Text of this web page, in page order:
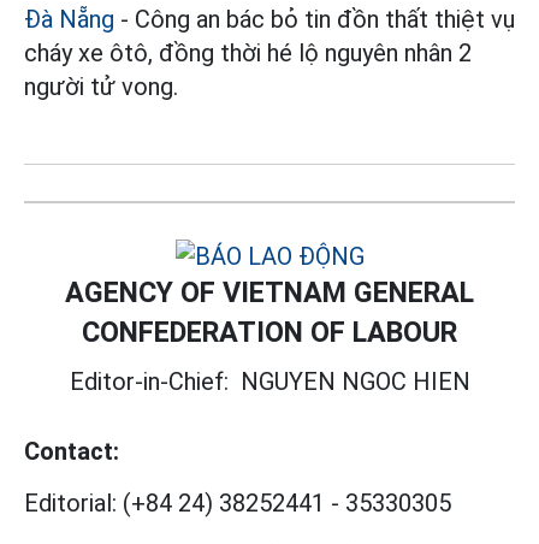
Đà Nẵng - Công an bác bỏ tin đồn thất thiệt vụ
cháy xe ôtô, đồng thời hé lộ nguyên nhân 2
người tử vong.
AGENCY OF VIETNAM GENERAL
CONFEDERATION OF LABOUR
Editor-in-Chief: NGUYEN NGOC HIEN
Contact:
Editorial: (+84 24) 38252441 - 35330305